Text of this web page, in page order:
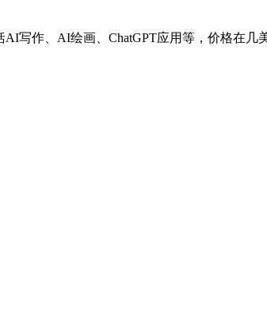
作、AI绘画、ChatGPT应用等，价格在几